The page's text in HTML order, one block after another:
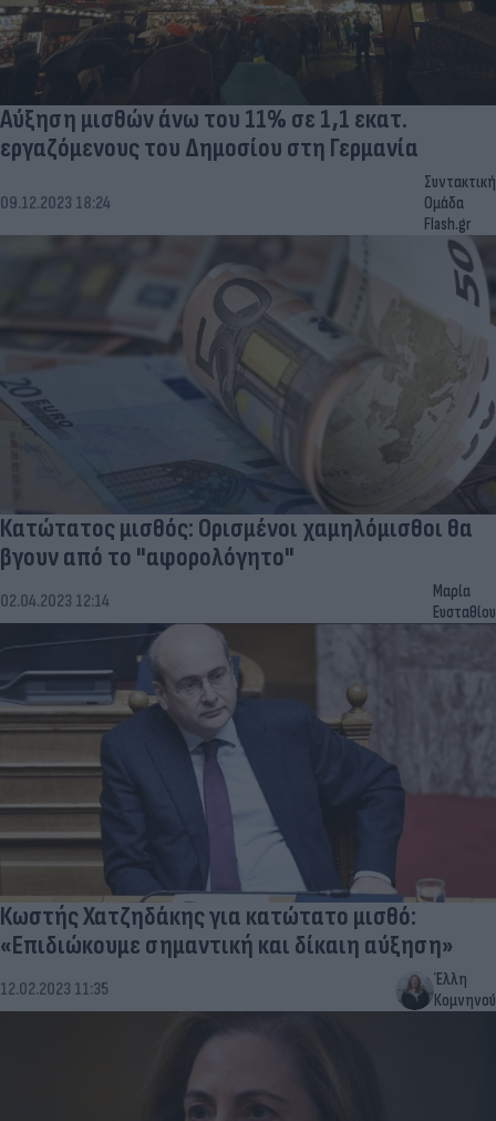
Αύξηση μισθών άνω του 11% σε 1,1 εκατ.
εργαζόμενους του Δημοσίου στη Γερμανία
09.12.2023 18:24
Συντακτική
Ομάδα
Flash.gr
Κατώτατος μισθός: Ορισμένοι χαμηλόμισθοι θα
βγουν από το "αφορολόγητο"
02.04.2023 12:14
Μαρία
Ευσταθίου
Κωστής Χατζηδάκης για κατώτατο μισθό:
«Επιδιώκουμε σημαντική και δίκαιη αύξηση»
12.02.2023 11:35
Έλλη
Κομνηνού